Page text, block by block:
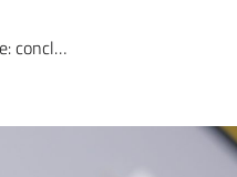
formativo